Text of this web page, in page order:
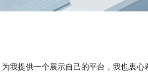
我提供一个展示自己的平台，我也衷